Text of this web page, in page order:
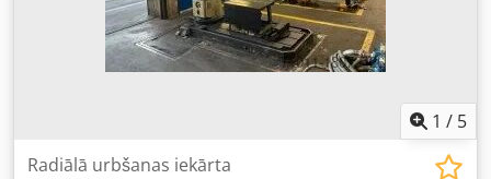
1 / 5
Radiālā urbšanas iekārta